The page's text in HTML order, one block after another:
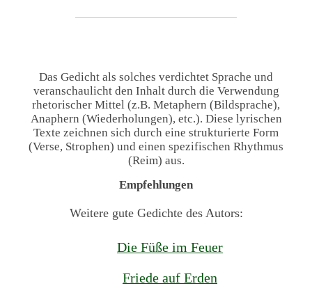
Das Gedicht als solches verdichtet Sprache und
veranschaulicht den Inhalt durch die Verwendung
rhetorischer Mittel (z.B. Metaphern (Bildsprache),
Anaphern (Wiederholungen), etc.). Diese lyrischen
Texte zeichnen sich durch eine strukturierte Form
(Verse, Strophen) und einen spezifischen Rhythmus
(Reim) aus.
Empfehlungen
Weitere gute Gedichte des Autors:
Die Füße im Feuer
Friede auf Erden